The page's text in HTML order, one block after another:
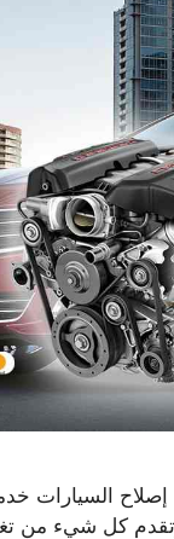
السيارات
وتقدم كل شيء من